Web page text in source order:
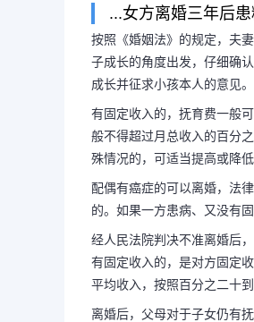
...女方离婚三年后
按照《婚姻法》的规定，夫
子成长的角度出发，仔细确
成长并征求小孩本人的意见。
有固定收入的，抚育费一般
般不得超过月总收入的百分
殊情况的，可适当提高或降低
配偶有癌症的可以离婚，法
的。如果一方患病、又没有
经人民法院判决不准离婚后
有固定收入的，是对方固定
平均收入，按照百分之二十到
离婚后，父母对于子女仍有